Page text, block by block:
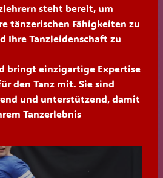
steht bereit, um
tänzerischen Fähigkeiten zu
Ihre Tanzleidenschaft zu
bringt einzigartige Expertise
den Tanz mit. Sie sind
und unterstützend, damit
Tanzerlebnis